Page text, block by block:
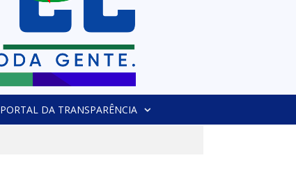
PORTAL DA TRANSPARÊNCIA